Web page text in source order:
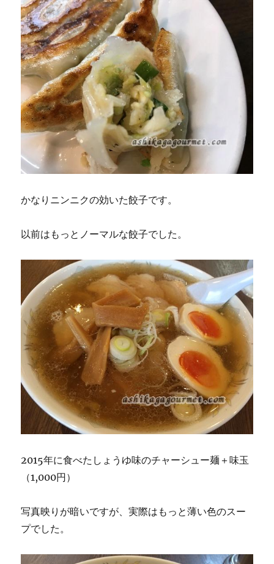
かなりニンニクの効いた餃子です。
以前はもっとノーマルな餃子でした。
2015年に食べたしょうゆ味のチャーシュー麺＋味玉
（1,000円）
写真映りが暗いですが、実際はもっと薄い色のスー
プでした。